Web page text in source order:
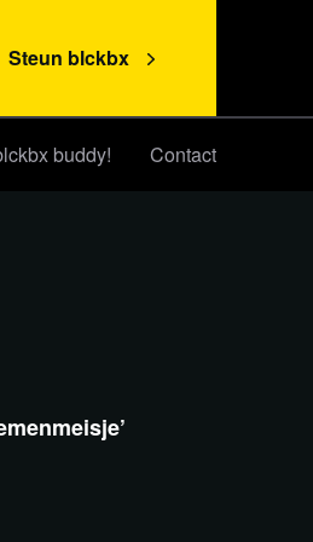
Steun blckbx
buddy! Contact